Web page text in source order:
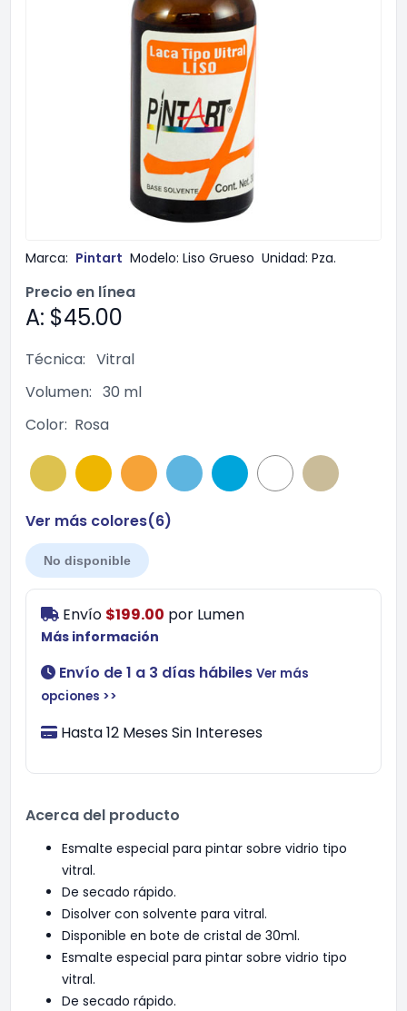
Marca: Pintart Modelo: Liso Grueso Unidad: Pza.
Precio en línea
A: $45.00
Técnica: Vitral
Volumen: 30 ml
Color: Rosa
Ver más colores(6)
No disponible
Envío $199.00 por Lumen
Más información
Envío de 1 a 3 días hábiles Ver más
opciones >>
Hasta 12 Meses Sin Intereses
Acerca del producto
Esmalte especial para pintar sobre vidrio tipo
vitral.
De secado rápido.
Disolver con solvente para vitral.
Disponible en bote de cristal de 30ml.
Esmalte especial para pintar sobre vidrio tipo
vitral.
De secado rápido.